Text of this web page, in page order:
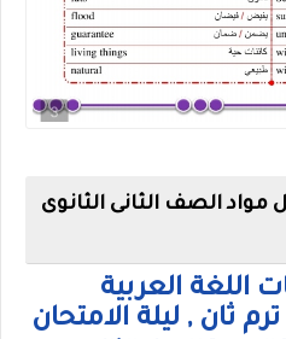
الصف الثانى الثانوى
العربية
ثان , ليلة الامتحان